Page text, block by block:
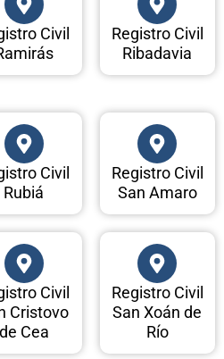
Civil
Registro Civil
Ribadavia
Civil
Rubiá
Registro Civil
San Amaro
Civil
Cristovo
de Cea
Registro Civil
San Xoán de
Río